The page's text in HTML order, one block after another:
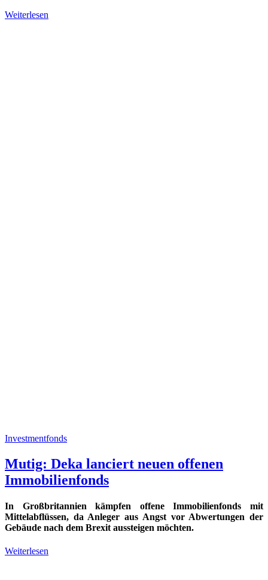
Weiterlesen
Investmentfonds
Mutig: Deka lanciert neuen offenen
Immobilienfonds
In Großbritannien kämpfen offene Immobilienfonds mit
Mittelabflüssen, da Anleger aus Angst vor Abwertungen der
Gebäude nach dem Brexit aussteigen möchten.
Weiterlesen